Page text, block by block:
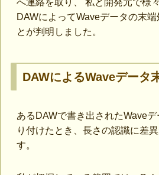
DAWによってWaveデータの末
とが判明しました。
DAWによるWaveデータ
あるDAWで書き出されたWave
り付けたとき、長さの認識に差
す。